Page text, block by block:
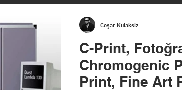
C-Print,
Chromogenic
Print, Fine
Coşar Kulaksiz